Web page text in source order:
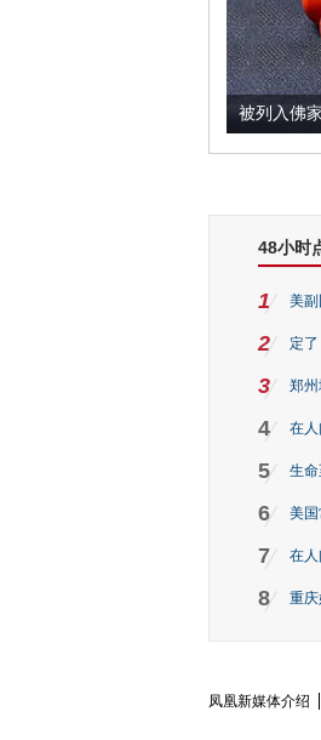
被列入佛
48小时
1 美
2 定
3 郑
4 在
5 生
6 美
7 在
8 重
凤凰新媒体介绍